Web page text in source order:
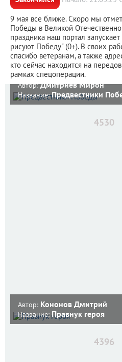
9 мая все ближе. Скоро мы
Победы в Великой
праздника наш портал
рисуют Победу" (0+). В своих
спасибо ветеранам, а также
кто сейчас находится на
рамках спецоперации.
Автор:Дмитриев Мирон
Название:Предвестники
4530
Автор: Кононов Дмитрий
Название: Правнук героя
4396